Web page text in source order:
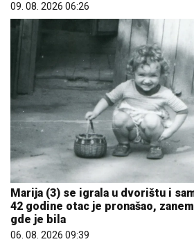
09. 08. 2026 06:26
Marija (3) se igrala u dvorištu i
42 godine otac je pronašao,
gde je bila
06. 08. 2026 09:39